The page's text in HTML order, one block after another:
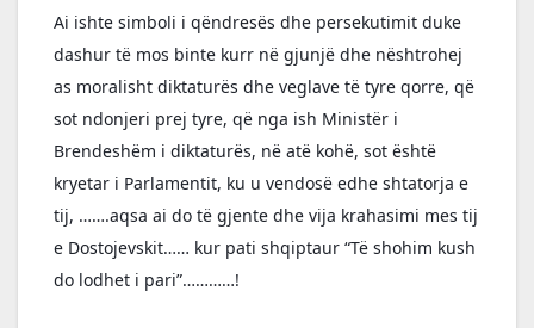
Ai ishte simboli i qëndresës dhe persekutimit duke
dashur të mos binte kurr në gjunjë dhe nështrohej
as moralisht diktaturës dhe veglave të tyre qorre, që
sot ndonjeri prej tyre, që nga ish Ministër i
Brendeshëm i diktaturës, në atë kohë, sot është
kryetar i Parlamentit, ku u vendosë edhe shtatorja e
tij, …….aqsa ai do të gjente dhe vija krahasimi mes tij
e Dostojevskit…… kur pati shqiptaur “Të shohim kush
do lodhet i pari”…………!